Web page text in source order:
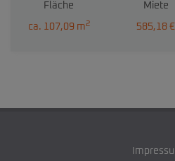
Fläche
ca. 107,09 m2
Miete
585,18 €